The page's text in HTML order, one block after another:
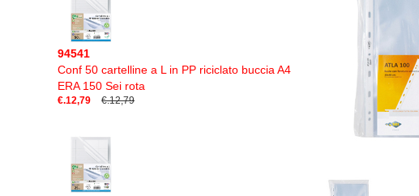
94541
Conf 50 cartelline a L in PP riciclato buccia A4
ERA 150 Sei rota
€.12,79 €.12,79